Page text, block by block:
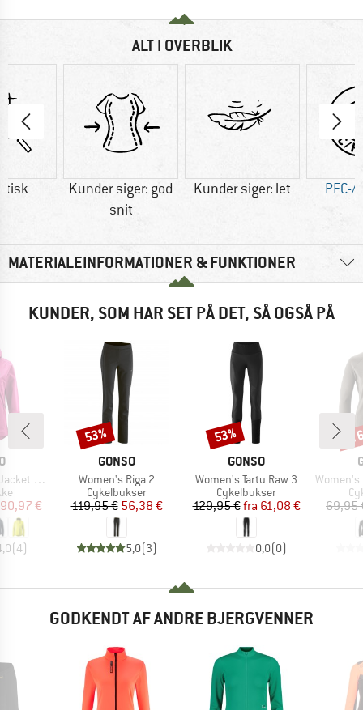
ALT I OVERBLIK
Kunder siger: god
snit
Kunder siger: let PFC-/
MATERIALEINFORMATIONER & FUNKTIONER
KUNDER, SOM HAR SET PÅ DET, SÅ OGSÅ PÅ
pris
90,97 €
(4)
MÆRKE
GONSO
Artikel
Women's Riga 2
Produktgruppe
Cykelbukser
Pris
119,95 €Nedsat pris
56,38 €
5,0(3)
Rabat
53%
MÆRKE
GONSO
Artikel
Women's Tartu Raw 3
Produktgruppe
Cykelbukser
Pris
129,95 € Nedsat pris
fra 61,08 €
0,0(0)
Rabat
53%
Artikel
Women's Essential
69,95
GODKENDT AF ANDRE BJERGVENNER